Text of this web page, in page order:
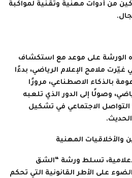
من أدوات مهنية وتقنية لمواكبة
الورشة على موعد مع استكشاف
غيّرت ملامح الإعلام الرياضي، بدءًا
بالذكاء الاصطناعي، مرورًا
وصولًا إلى الدور الذي تلعبه
الاجتماعي في تشكيل
والأخلاقيات المهنية
تسلط ورشة “الشق
على الأطر القانونية التي تحكم